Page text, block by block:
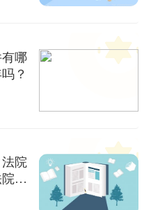
哪
？
院
离